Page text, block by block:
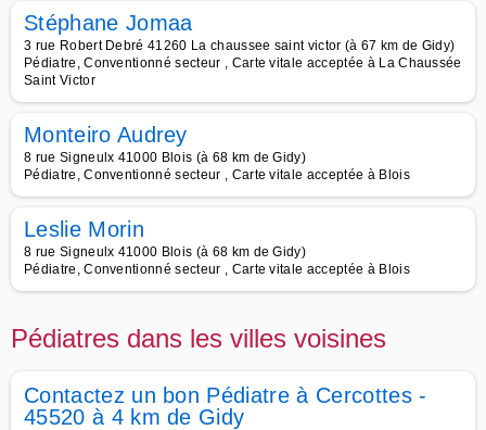
Stéphane Jomaa
3 rue Robert Debré 41260 La chaussee saint victor (à 67 km de Gidy)
Pédiatre, Conventionné secteur , Carte vitale acceptée à La Chaussée
Saint Victor
Monteiro Audrey
8 rue Signeulx 41000 Blois (à 68 km de Gidy)
Pédiatre, Conventionné secteur , Carte vitale acceptée à Blois
Leslie Morin
8 rue Signeulx 41000 Blois (à 68 km de Gidy)
Pédiatre, Conventionné secteur , Carte vitale acceptée à Blois
Pédiatres dans les villes voisines
Contactez un bon Pédiatre à Cercottes -
45520 à 4 km de Gidy